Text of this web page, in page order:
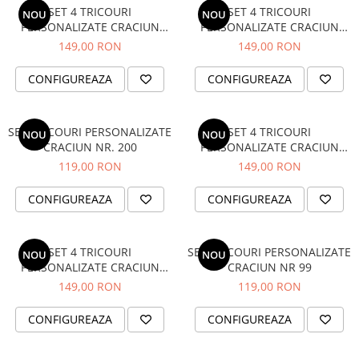
TRICOURI FAMILIE CRACIUN
TRICOURI FAMILIE PERSONALIZATE
SET 3 PIESE
SET 4 PIESE
SET MAMA-COPIL
TRICOURI VIITORI PARINTI CRACIUN
STICKERE
BABY ON BOARD
STICKERE COPII
STICKERE DECORATIVE CU CITATE
STICKERE PRIZE/INTRERUPATOARE
BODY/ TRICOU COPII
BODY/TRICOURI PERSONALIZATE
NOUSET 4 TRICOURI
PERSONALIZATE CRACIUN
NR.119
149,00 RON
CONFIGUREAZA
NOUSET 4 TRICOURI
PERSONALIZATE CRACIUN
NR.118
149,00 RON
CONFIGUREAZA
NOU
SET TRICOURI PERSONALIZATE
CRACIUN NR. 200
119,00 RON
CONFIGUREAZA
NOUSET 4 TRICOURI
PERSONALIZATE CRACIUN
NR.117
149,00 RON
CONFIGUREAZA
NOUSET 4 TRICOURI
PERSONALIZATE CRACIUN
NR.118
149,00 RON
CONFIGUREAZA
NOU
SET TRICOURI PERSONALIZATE
CRACIUN NR 99
119,00 RON
CONFIGUREAZA